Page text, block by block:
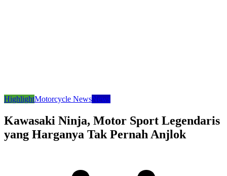
HighlightMotorcycle NewsNews
Kawasaki Ninja, Motor Sport Legendaris
yang Harganya Tak Pernah Anjlok